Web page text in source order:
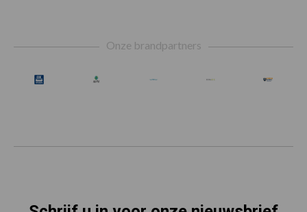
Onze brandpartners